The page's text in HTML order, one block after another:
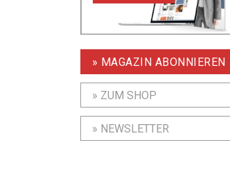
» MAGAZIN ABONNIEREN
» ZUM SHOP
» NEWSLETTER